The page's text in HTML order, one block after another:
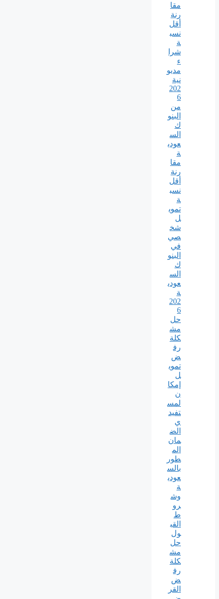
مقا
رنة
أقل
نسب
ة
شرا
ء
مديو
نية
202
6
من
البنو
ك
الس
عودي
ة
مقا
رنة
أقل
نسب
ة
تموي
ل
شخ
صي
في
البنو
ك
الس
عودي
ة
202
6
حل
مش
كلة
رف
ض
تموي
ل
إمكا
ن
لمس
تفيد
ي
الض
مان
الم
طور
بالس
عودي
ة
وش
رو
ط
القب
ول
حل
مش
كلة
رف
ض
القر